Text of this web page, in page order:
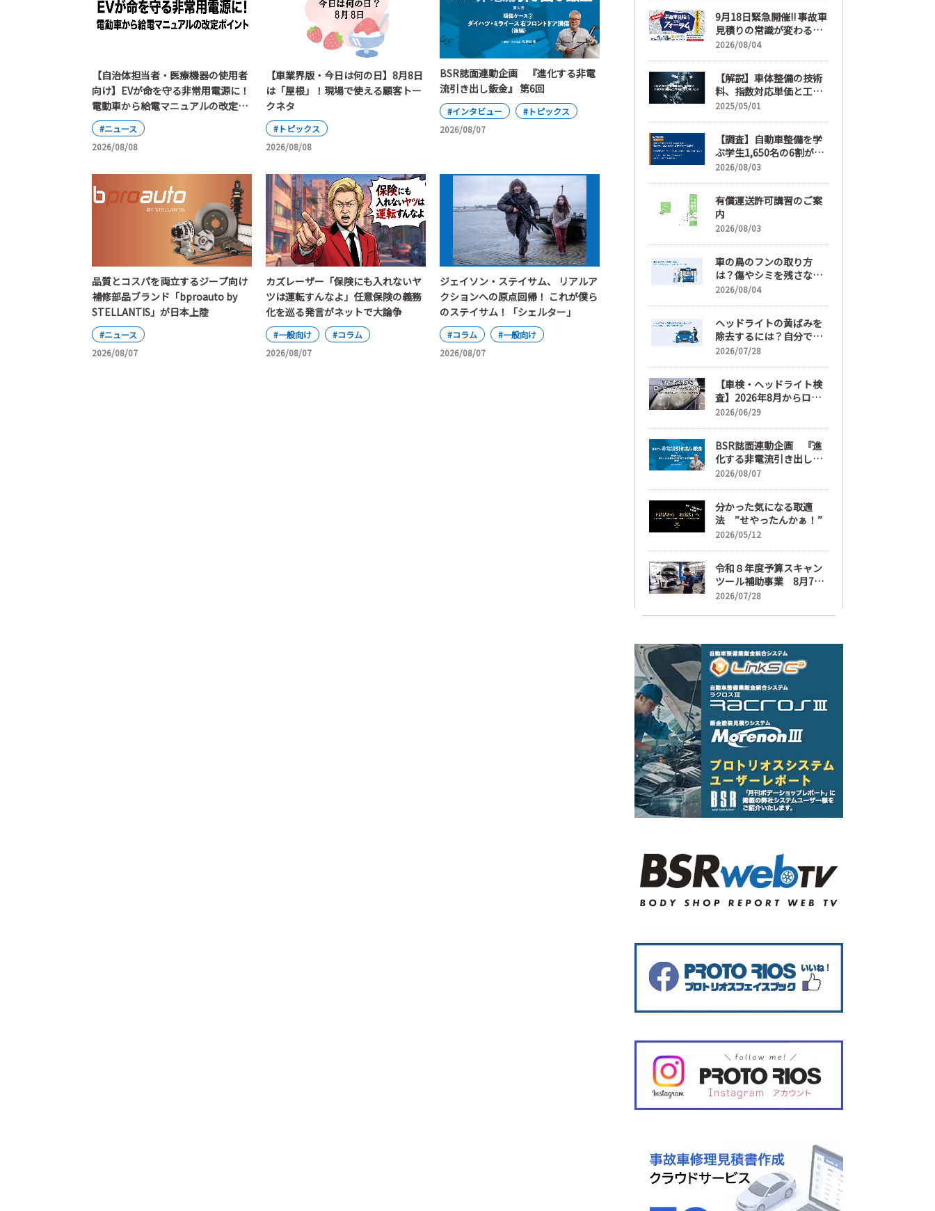
【自治体担当者・医療機器の使用者
向け】EVが命を守る非常用電源に！
電動車から給電マニュアルの改定ポ
イント
#ニュース
2026/08/08
【車業界版・今日は何の日】8月8日
は「屋根」！現場で使える顧客トー
クネタ
#トピックス
2026/08/08
BSR誌面連動企画 『進化する非電
流引き出し鈑金』 第6回
#インタビュー
#トピックス
2026/08/07
品質とコスパを両立するジープ向け
補修部品ブランド「bproauto by
STELLANTIS」が日本上陸
#ニュース
2026/08/07
カズレーザー「保険にも入れないヤ
ツは運転すんなよ」任意保険の義務
化を巡る発言がネットで大論争
#一般向け
#コラム
2026/08/07
ジェイソン・ステイサム、 リアルア
クションへの原点回帰！ これが僕ら
のステイサム！「シェルター」
#コラム
#一般向け
2026/08/07
9月18日緊急開催!! 事故車
見積りの常識が変わる
「事故車見積りフォーラ
2026/08/04
【解説】車体整備の技術
料、指数対応単価と工賃
単価、その違いとは
2025/05/01
【調査】自動車整備を学
ぶ学生1,650名の6割が就
職先選びで「給与」を最
日以上」希望も66.3%
2026/08/03
有償運送許可講習のご案
内
2026/08/03
車の鳥のフンの取り方
は？傷やシミを残さない
正しい落とし方と予防策
2026/08/04
ヘッドライトの黄ばみを
除去するには？自分で綺
麗にする手順と業者費用
2026/07/28
【車検・ヘッドライト検
査】2026年8月からロー
ビームへ完全移行、ヘッ
ーティングも重要に
2026/06/29
BSR誌面連動企画 『進
化する非電流引き出し鈑
金』 第6回
2026/08/07
分かった気になる取適
法 ”せやったんかぁ！”
2026/05/12
令和８年度予算スキャン
ツール補助事業 8月7日
受け付け開始
2026/07/28